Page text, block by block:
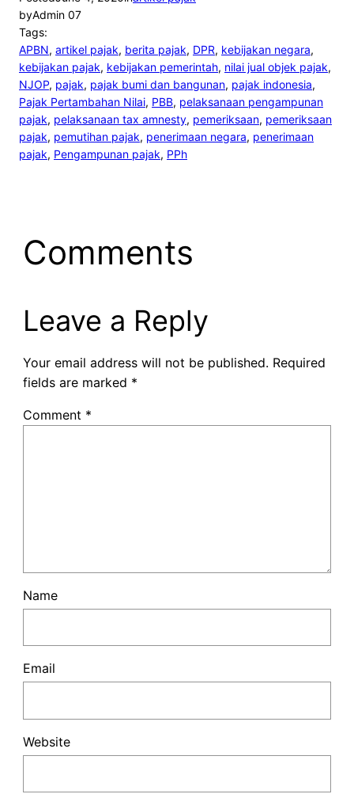
byAdmin 07
Tags:
APBN, artikel pajak, berita pajak, DPR, kebijakan negara
kebijakan pajak, kebijakan pemerintah, nilai jual objek pajak
NJOP, pajak, pajak bumi dan bangunan, pajak indonesia
Pajak Pertambahan Nilai, PBB, pelaksanaan pengampunan
pajak, pelaksanaan tax amnesty, pemeriksaan, pemeriksaan
pajak, pemutihan pajak, penerimaan negara, penerimaan
pajak, Pengampunan pajak, PPh
Comments
Leave a Reply
Your email address will not be published. Required
fields are marked *
Comment *
Name
Email
Website